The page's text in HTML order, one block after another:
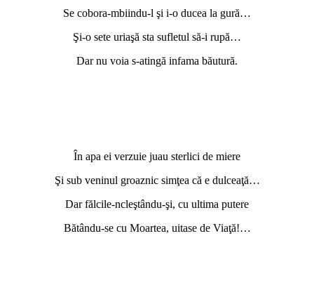
Se cobora-mbiindu-l şi i-o ducea la gură…
Şi-o sete uriaşă sta sufletul să-i rupă…
Dar nu voia s-atingă infama băutură.
În apa ei verzuie juau sterlici de miere
Şi sub veninul groaznic simţea că e dulceaţă…
Dar fălcile-ncleştându-şi, cu ultima putere
Bătându-se cu Moartea, uitase de Viaţă!…